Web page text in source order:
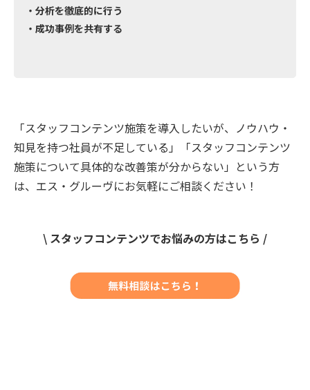
・分析を徹底的に行う
・成功事例を共有する
「スタッフコンテンツ施策を導入したいが、ノウハウ・
知見を持つ社員が不足している」「スタッフコンテンツ
施策について具体的な改善策が分からない」という方
は、エス・グルーヴにお気軽にご相談ください！
\ スタッフコンテンツでお悩みの方はこちら /